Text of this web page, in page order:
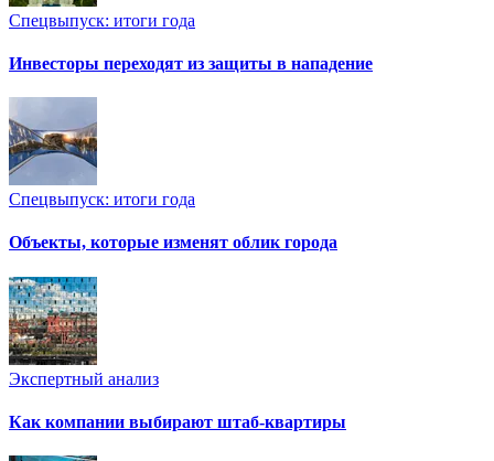
Спецвыпуск: итоги года
Инвесторы переходят из защиты в нападение
Спецвыпуск: итоги года
Объекты, которые изменят облик города
Экспертный анализ
Как компании выбирают штаб-квартиры